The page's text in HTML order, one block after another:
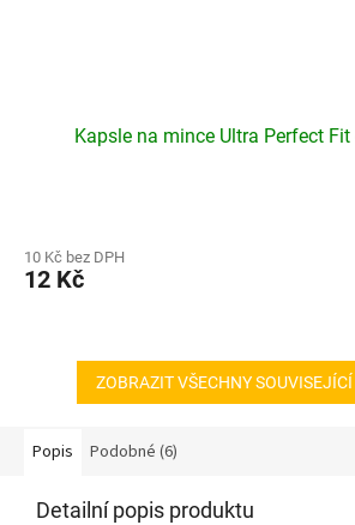
Kapsle na mince Ultra Perfect
10 Kč bez DPH
12 Kč
ZOBRAZIT VŠECHNY
Popis Podobné (6)
Detailní popis produktu